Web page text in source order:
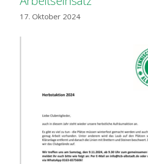
17. Oktober 2024